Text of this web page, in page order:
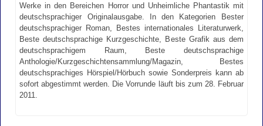
Werke in den Bereichen Horror und Unheimliche Phantastik mit
deutschsprachiger Originalausgabe. In den Kategorien Bester
deutschsprachiger Roman, Bestes internationales Literaturwerk,
Beste deutschsprachige Kurzgeschichte, Beste Grafik aus dem
deutschsprachigem Raum, Beste deutschsprachige
Anthologie/Kurzgeschichtensammlung/Magazin, Bestes
deutschsprachiges Hörspiel/Hörbuch sowie Sonderpreis kann ab
sofort abgestimmt werden. Die Vorrunde läuft bis zum 28. Februar
2011.